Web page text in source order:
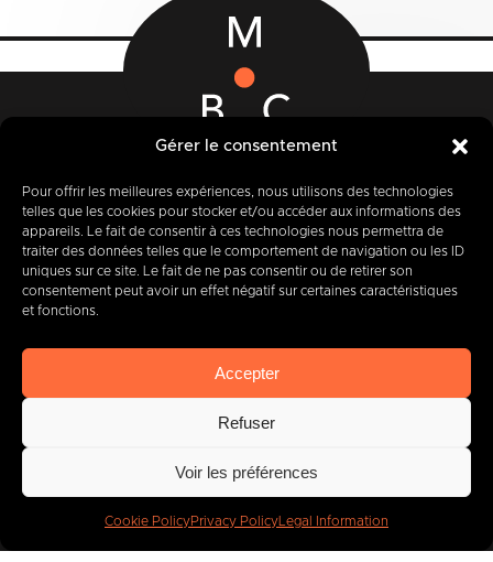
Gérer le consentement
Pour offrir les meilleures expériences, nous utilisons des technologies
telles que les cookies pour stocker et/ou accéder aux informations des
appareils. Le fait de consentir à ces technologies nous permettra de
traiter des données telles que le comportement de navigation ou les ID
uniques sur ce site. Le fait de ne pas consentir ou de retirer son
consentement peut avoir un effet négatif sur certaines caractéristiques
et fonctions.
Accepter
Refuser
Voir les préférences
Cookie PolicyPrivacy Policy Legal Information
12-14 Rue des Quatre Fils Aymon
+32 (0) 65 39 95 70
info@imbc.be
Today, partner to
companies.